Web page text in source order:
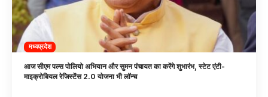
मध्यप्रदेश
आज सीएम पल्स पोलियो अभियान और सुमन पंचायत का करेंगे शुभारंभ, स्टेट एंटी-
माइक्रोबियल रेजिस्टेंस 2.0 योजना भी लॉन्च